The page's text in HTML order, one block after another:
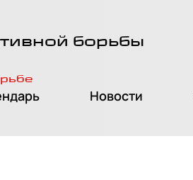
борьбы
Новости